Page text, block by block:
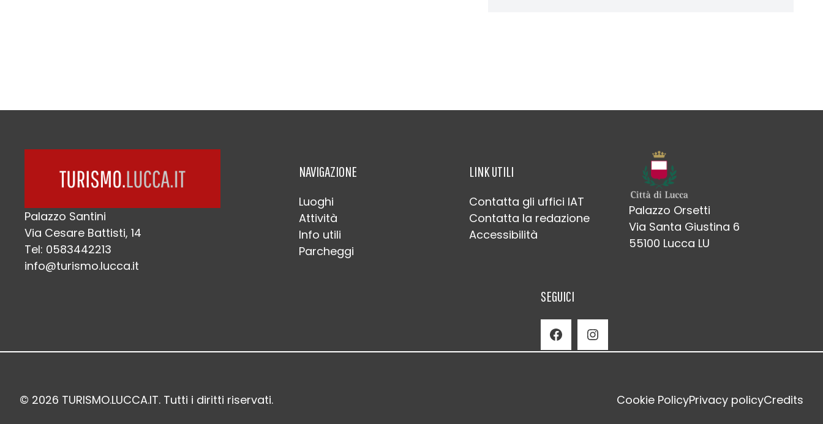
Palazzo Santini
Via Cesare Battisti, 14
Tel: 0583442213
info@turismo.lucca.it
NAVIGAZIONE
Luoghi
Attività
Info utili
Parcheggi
LINK UTILI
Contatta gli uffici IAT
Contatta la redazione
Accessibilità
Palazzo Orsetti
Via Santa Giustina 6
55100 Lucca LU
SEGUICI
Facebook Instagram
© 2026 TURISMO.LUCCA.IT. Tutti i diritti riservati. Cookie PolicyPrivacy policyCredits